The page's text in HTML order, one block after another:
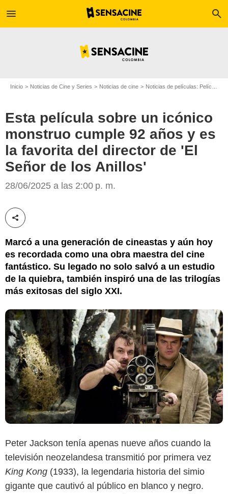
menu search
Inicio Noticias de Cine y Series Noticias de cine Noticias de películas: Película - ¿Sabías que...?
Esta película sobre un icónico
monstruo cumple 92 años y es
la favorita del director de 'El
Señor de los Anillos'
28/06/2025 a las 2:00 p. m.
Compartir esta noticia
Marcó a una generación de cineastas y aún hoy
es recordada como una obra maestra del cine
fantástico. Su legado no solo salvó a un estudio
de la quiebra, también inspiró una de las trilogías
más exitosas del siglo XXI.
Peter Jackson tenía apenas nueve años cuando la
televisión neozelandesa transmitió por primera vez
King Kong (1933), la legendaria historia del simio
gigante que cautivó al público en blanco y negro.